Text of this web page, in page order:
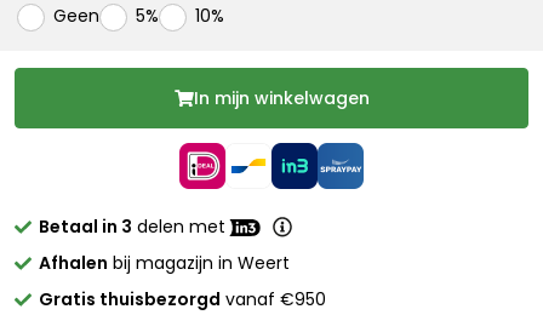
Geen 5% 10%
In mijn winkelwagen
Betaal in 3 delen met
Afhalen bij magazijn in Weert
Gratis thuisbezorgd vanaf €950